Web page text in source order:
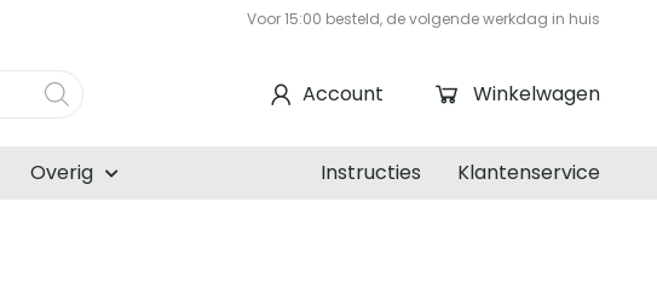
Voor 15:00 besteld, de volgende werkdag in huis
Winkelwagen
Account
Overig Klantenservice
Instructies